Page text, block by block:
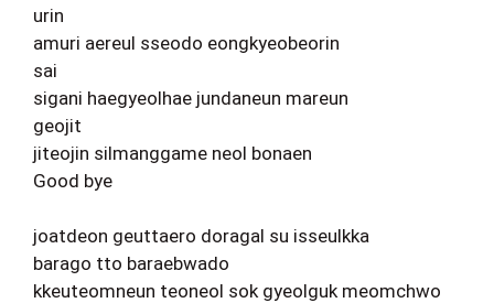
urin
amuri aereul sseodo eongkyeobeorin
sai
sigani haegyeolhae jundaneun mareun
geojit
jiteojin silmanggame neol bonaen
Good bye
joatdeon geuttaero doragal su isseulkka
barago tto baraebwado
kkeuteomneun teoneol sok gyeolguk meomchwo